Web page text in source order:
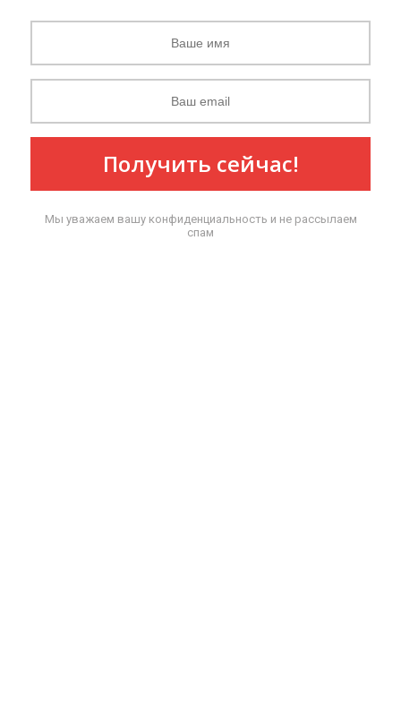
Получить сейчас!
Мы уважаем вашу конфиденциальность и не рассылаем
спам